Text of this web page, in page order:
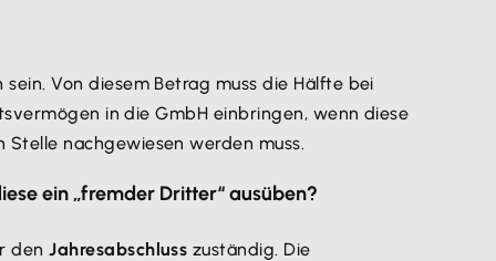
Von diesem Betrag muss die Hälfte bei
in die GmbH einbringen, wenn diese
nachgewiesen werden muss.
ein „fremder Dritter“ ausüben?
denJahresabschluss zuständig. Die